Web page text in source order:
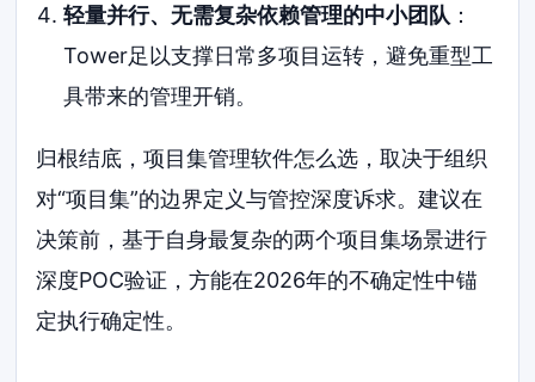
轻量并行、无需复杂依赖管理的中小团队 ：
Tower足以支撑日常多项目运转，避免重型工
具带来的管理开销。
归根结底，项目集管理软件怎么选，取决于组织
对“项目集”的边界定义与管控深度诉求。建议在
决策前，基于自身最复杂的两个项目集场景进行
深度POC验证，方能在2026年的不确定性中锚
定执行确定性。